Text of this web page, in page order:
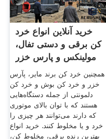
خرید آنلاین انواع خرد
کن برقی و دستی تفال،
مولینکس و پارس خزر
همچنین خرد کن برند مایر، پآرس
خزر و خرد کن بوش و خرد کن
دلمونتی از جمله دستگاه‌هایی
هستند که با توان بالای موتوری
که دارند می‌توانند هر چیزی را
خرد و یا مخلوط کنند. خرید انواع
بهترین رنده برقی، مخلوط کن،